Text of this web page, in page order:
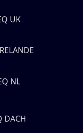
UK
NL
DACH